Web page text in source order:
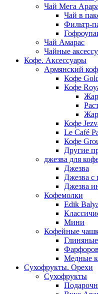
Чай Мега
Чай в
Фильтр-
Чай Амарас
Чайные
Кофе. Аксессуары
Армянский
Кофе
Кофе
Кофе
Le Café
Кофе
Другие
джезва для
Джезва
Джезва с
Джезва
Кофемолки
Edik
Мини
Кофейные
Медные
Сухофрукты. Орехи
Сухофрукты